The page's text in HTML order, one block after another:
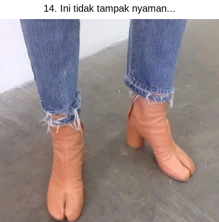
14. Ini tidak tampak nyaman...